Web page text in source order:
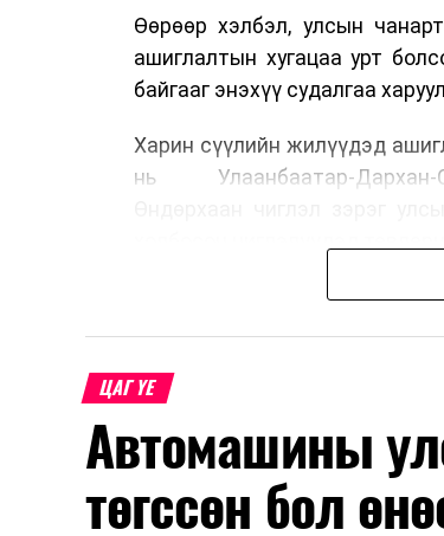
Өөрөөр хэлбэл, улсын
ашиглалтын хугацаа урт
байгааг энэхүү судалгаа
Харин сүүлийн жилүүдэд
нь Улаанбаатар-Дархан-
Авто замын насжилтыг
төлөвлөхөд чухал ач
ЦАГ ҮЕ
Автомашины
төгссөн бол